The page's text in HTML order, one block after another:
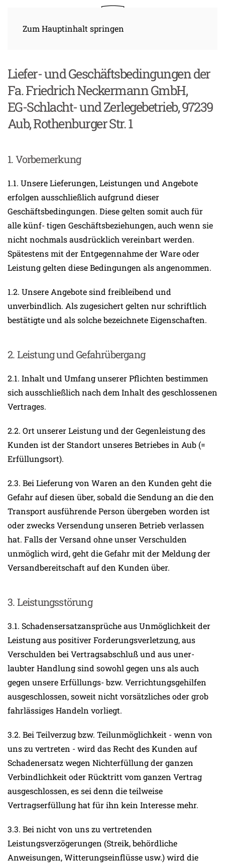
Zum Hauptinhalt springen
Liefer- und Geschäftsbedingungen der
Fa. Friedrich Neckermann GmbH,
EG-Schlacht- und Zerlegebetrieb, 97239
Aub, Rothenburger Str. 1
1. Vorbemerkung
1.1. Unsere Lieferungen, Leistungen und Angebote
erfolgen ausschließlich aufgrund dieser
Geschäftsbedingungen. Diese gelten somit auch für
alle künf- tigen Geschäftsbeziehungen, auch wenn sie
nicht nochmals ausdrücklich vereinbart werden.
Spätestens mit der Entgegennahme der Ware oder
Leistung gelten diese Bedingungen als angenommen.
1.2. Unsere Angebote sind freibleibend und
unverbindlich. Als zugesichert gelten nur schriftlich
bestätigte und als solche bezeichnete Eigenschaften.
2. Leistung und Gefahrübergang
2.1. Inhalt und Umfang unserer Pflichten bestimmen
sich ausschließlich nach dem Inhalt des geschlossenen
Vertrages.
2.2. Ort unserer Leistung und der Gegenleistung des
Kunden ist der Standort unseres Betriebes in Aub (=
Erfüllungsort).
2.3. Bei Lieferung von Waren an den Kunden geht die
Gefahr auf diesen über, sobald die Sendung an die den
Transport ausführende Person übergeben worden ist
oder zwecks Versendung unseren Betrieb verlassen
hat. Falls der Versand ohne unser Verschulden
unmöglich wird, geht die Gefahr mit der Meldung der
Versandbereitschaft auf den Kunden über.
3. Leistungsstörung
3.1. Schadensersatzansprüche aus Unmöglichkeit der
Leistung aus positiver Forderungsverletzung, aus
Verschulden bei Vertragsabschluß und aus uner-
laubter Handlung sind sowohl gegen uns als auch
gegen unsere Erfüllungs- bzw. Verrichtungsgehilfen
ausgeschlossen, soweit nicht vorsätzliches oder grob
fahrlässiges Handeln vorliegt.
3.2. Bei Teilverzug bzw. Teilunmöglichkeit - wenn von
uns zu vertreten - wird das Recht des Kunden auf
Schadenersatz wegen Nichterfüllung der ganzen
Verbindlichkeit oder Rücktritt vom ganzen Vertrag
ausgeschlossen, es sei denn die teilweise
Vertragserfüllung hat für ihn kein Interesse mehr.
3.3. Bei nicht von uns zu vertretenden
Leistungsverzögerungen (Streik, behördliche
Anweisungen, Witterungseinflüsse usw.) wird die